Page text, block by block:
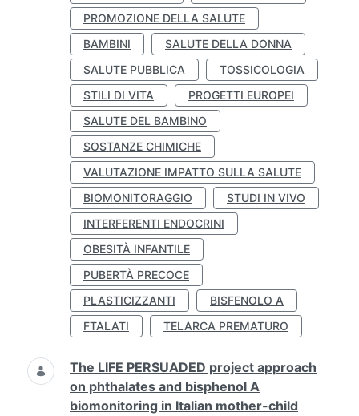
PROMOZIONE DELLA SALUTE
BAMBINI
SALUTE DELLA DONNA
SALUTE PUBBLICA
TOSSICOLOGIA
STILI DI VITA
PROGETTI EUROPEI
SALUTE DEL BAMBINO
SOSTANZE CHIMICHE
VALUTAZIONE IMPATTO SULLA SALUTE
BIOMONITORAGGIO
STUDI IN VIVO
INTERFERENTI ENDOCRINI
OBESITÀ INFANTILE
PUBERTÀ PRECOCE
PLASTICIZZANTI
BISFENOLO A
FTALATI
TELARCA PREMATURO
The LIFE PERSUADED project approach
on phthalates and bisphenol A
biomonitoring in Italian mother-child